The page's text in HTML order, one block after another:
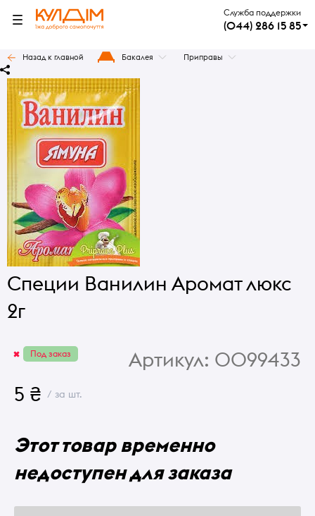
Служба поддержки
(044) 286 15 85
Назад к главной Бакалея Приправы
Специи Ванилин Аромат люкс
2г
Под заказ Артикул: 0099433
5 ₴ / за шт.
Этот товар временно
недоступен для заказа